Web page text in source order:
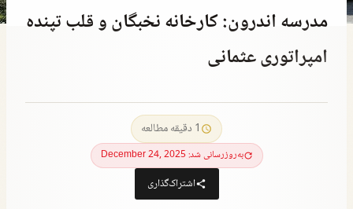
مدرسه اندرون: کارخانه نخبگان و قلب تپنده
امپراتوری عثمانی
1 دقیقه مطالعه
به‌روزرسانی شد: December 24, 2025
اشتراک‌گذاری